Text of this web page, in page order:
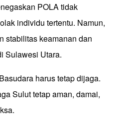
POLA tidak
individu tertentu. Namun,
stabilitas keamanan dan
Sulawesi Utara.
harus tetap dijaga.
Sulut tetap aman, damai,